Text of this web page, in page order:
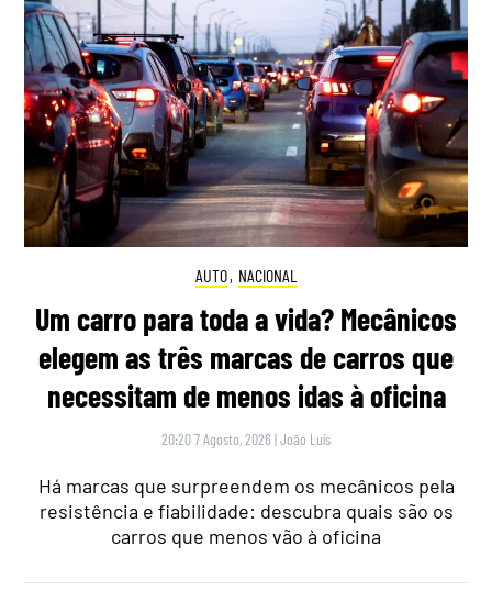
AUTO, NACIONAL
Um carro para toda a vida? Mecânicos
elegem as três marcas de carros que
necessitam de menos idas à oficina
20:20 7 Agosto, 2026 |João Luís
Há marcas que surpreendem os mecânicos pela
resistência e fiabilidade: descubra quais são os
carros que menos vão à oficina